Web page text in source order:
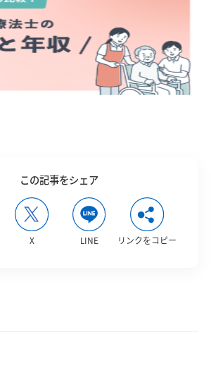
この記事をシェア
X LINE リンクをコピー